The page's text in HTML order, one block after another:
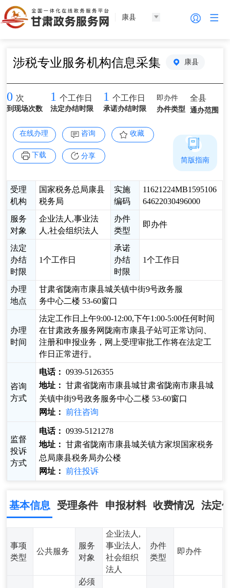
康县
涉税专业服务机构信息采集 康县
0 次
到现场次数
1 个工作日
法定办结时限
1 个工作日
承诺办结时限
即办件
办件类型
全县
通办范围
在线办理 咨询 收藏
下载 分享
受理
机构
国家税务总局康县
税务局
实施
编码
11621224MB1595106
64622030496000
服务
对象
企业法人,事业法
人,社会组织法人
办件
类型
即办件
法定
办结
时限
1个工作日
承诺
办结
时限
1个工作日
办理
地点
甘肃省陇南市康县城关镇中街9号政务服
务中心二楼 53-60窗口
办理
时间
法定工作日上午9:00-12:00,下午1:00-5:00任何时间
在甘肃政务服务网陇南市康县子站可正常访问、
注册和申报业务，网上受理审批工作将在法定工
作日正常进行。
咨询
方式
电话： 0939-5126355
地址： 甘肃省陇南市康县城甘肃省陇南市康县城
关镇中街9号政务服务中心二楼 53-60窗口
网址： 前往咨询
监督
投诉
方式
电话： 0939-5121278
地址： 甘肃省陇南市康县城关镇方家坝国家税务
总局康县税务局办公楼
网址： 前往投诉
简版指南
基本信息 受理条件 申报材料 收费情况 法定
事项
类型
公共服务
服务
对象
企业法人,
事业法人,
社会组织
法人
办件
类型
即办件
必须